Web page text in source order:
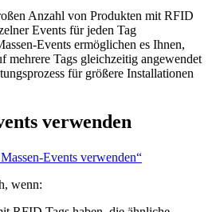
Anzahl von Produkten mit RFID
Events für jeden Tag
Events ermöglichen es Ihnen,
mehrere Tags gleichzeitig angewendet
für größere Installationen
verwenden
Events verwenden“
wenn: